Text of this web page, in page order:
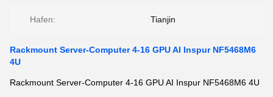
Hafen: Tianjin
Rackmount Server-Computer 4-16 GPU AI Inspur NF5468M6
4U
Rackmount Server-Computer 4-16 GPU AI Inspur NF5468M6 4U